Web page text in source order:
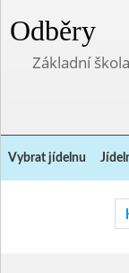
Odběry
Základní
Vybrat jídelnu